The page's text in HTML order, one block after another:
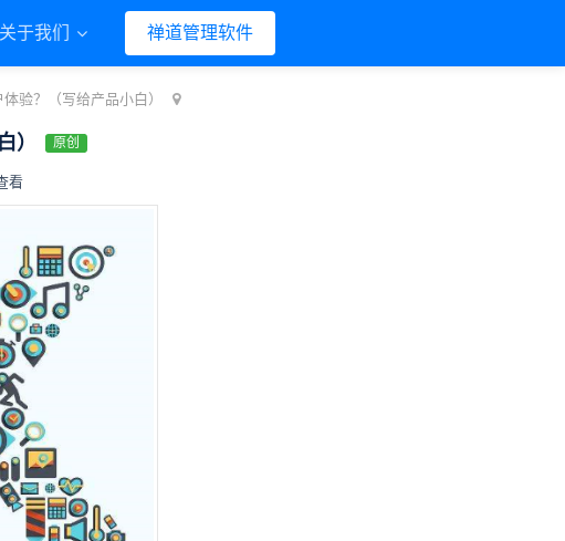
关于我们 禅道管理软件
验？（写给产品小白）
） 原创
看